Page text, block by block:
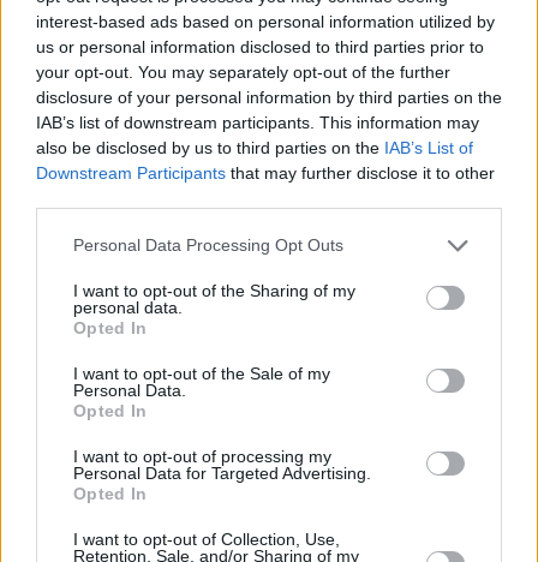
interest-based ads based on personal information utilized by
us or personal information disclosed to third parties prior to
your opt-out. You may separately opt-out of the further
disclosure of your personal information by third parties on the
IAB’s list of downstream participants. This information may
also be disclosed by us to third parties on the IAB’s List of
Downstream Participants that may further disclose it to other
Personal Data Processing Opt Outs
I want to opt-out of the Sharing of my
personal data.
Opted In
I want to opt-out of the Sale of my
Personal Data.
Opted In
I want to opt-out of processing my
Personal Data for Targeted Advertising.
Opted In
I want to opt-out of Collection, Use,
Retention, Sale, and/or Sharing of my
ασφαλιστικοί διαμεσολαβητές να ενταχθούν στον
συγκεκριμένο πρόγραμμα «Ξεκινώ Επιχειρηματικά»
του Προγράμματος «Ανταγωνιστικότητα» ΕΣΠΑ
2021-2027, ύψους 70 εκατ. ευρώ» τονίζεται στην
ανακοίνωση.